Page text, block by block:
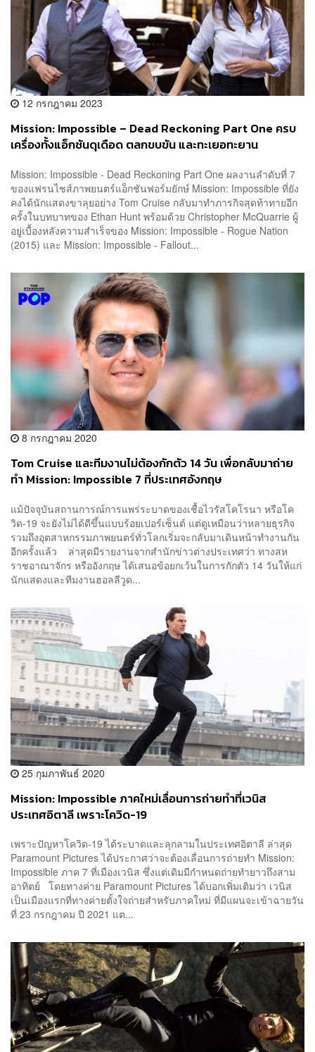
12 กรกฎาคม 2023
Mission: Impossible – Dead Reckoning Part One ครบ
เครื่องทั้งแอ็กชันดุเดือด ตลกขบขัน และทะเยอทะยาน
Mission: Impossible - Dead Reckoning Part One ผลงานลำดับที่ 7
ของแฟรนไชส์ภาพยนตร์แอ็กชันฟอร์มยักษ์ Mission: Impossible ที่ยัง
คงได้นักแสดงขาลุยอย่าง Tom Cruise กลับมาทำภารกิจสุดท้าทายอีก
ครั้งในบทบาทของ Ethan Hunt พร้อมด้วย Christopher McQuarrie ผู้
อยู่เบื้องหลังความสำเร็จของ Mission: Impossible - Rogue Nation
(2015) และ Mission: Impossible - Fallout...
8 กรกฎาคม 2020
Tom Cruise และทีมงานไม่ต้องกักตัว 14 วัน เพื่อกลับมาถ่าย
ทำ Mission: Impossible 7 ที่ประเทศอังกฤษ
แม้ปัจจุบันสถานการณ์การแพร่ระบาดของเชื้อไวรัสโคโรนา หรือโค
วิด-19 จะยังไม่ได้ดีขึ้นแบบร้อยเปอร์เซ็นต์ แต่ดูเหมือนว่าหลายธุรกิจ
รวมถึงอุตสาหกรรมภาพยนตร์ทั่วโลกเริ่มจะกลับมาเดินหน้าทำงานกัน
อีกครั้งแล้ว ล่าสุดมีรายงานจากสำนักข่าวต่างประเทศว่า ทางสห
ราชอาณาจักร หรืออังกฤษ ได้เสนอข้อยกเว้นในการกักตัว 14 วันให้แก่
นักแสดงและทีมงานฮอลลีวูด...
25 กุมภาพันธ์ 2020
Mission: Impossible ภาคใหม่เลื่อนการถ่ายทำที่เวนิส
ประเทศอิตาลี เพราะโควิด-19
เพราะปัญหาโควิด-19 ได้ระบาดและลุกลามในประเทศอิตาลี ล่าสุด
Paramount Pictures ได้ประกาศว่าจะต้องเลื่อนการถ่ายทำ Mission:
Impossible ภาค 7 ที่เมืองเวนิส ซึ่งแต่เดิมมีกำหนดถ่ายทำยาวถึงสาม
อาทิตย์ โดยทางค่าย Paramount Pictures ได้บอกเพิ่มเติมว่า เวนิส
เป็นเมืองแรกที่ทางค่ายตั้งใจถ่ายสำหรับภาคใหม่ ที่มีแผนจะเข้าฉายวัน
ที่ 23 กรกฎาคม ปี 2021 แต...